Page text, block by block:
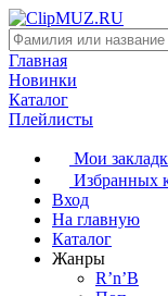
Главная
Новинки
Каталог
Плейлисты
Мои
Избранных
Вход
На главную
Каталог
Жанры
R’n’B